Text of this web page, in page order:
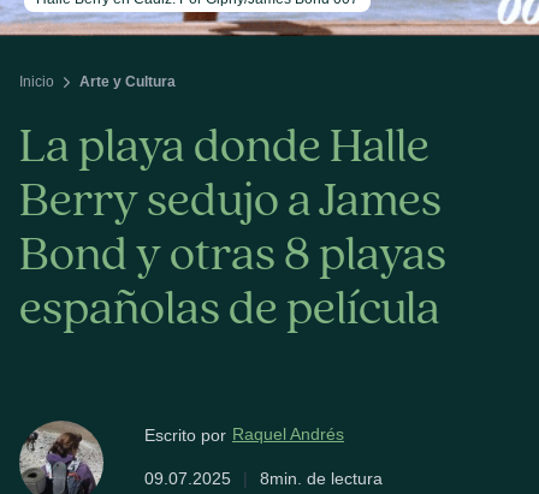
Inicio Arte y Cultura
La playa donde Halle
Berry sedujo a James
Bond y otras 8 playas
españolas de película
Escrito por Raquel Andrés
09.07.2025 | 8min. de lectura